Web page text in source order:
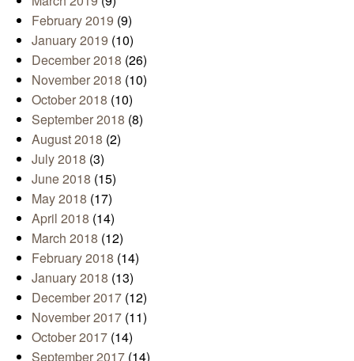
February 2019 (9)
January 2019 (10)
December 2018 (26)
November 2018 (10)
October 2018 (10)
September 2018 (8)
August 2018 (2)
July 2018 (3)
June 2018 (15)
May 2018 (17)
April 2018 (14)
March 2018 (12)
February 2018 (14)
January 2018 (13)
December 2017 (12)
November 2017 (11)
October 2017 (14)
September 2017 (14)